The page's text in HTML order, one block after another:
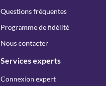
Questions fréquentes
Programme de fidélité
Nous contacter
Services experts
Connexion expert